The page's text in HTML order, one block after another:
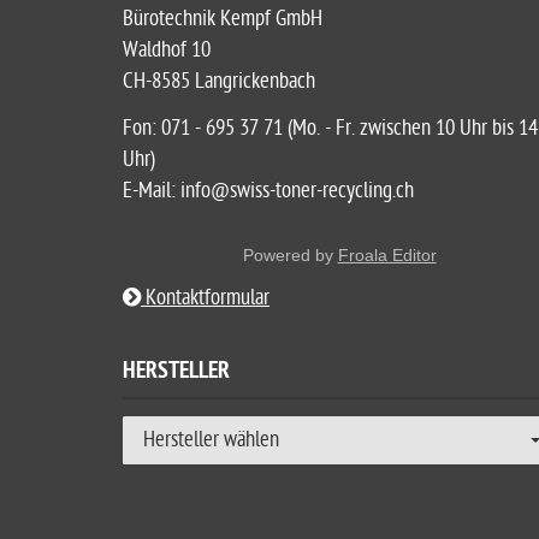
Bürotechnik Kempf GmbH
Waldhof 10
CH-8585 Langrickenbach
Fon: 071 - 695 37 71 (Mo. - Fr. zwischen 10 Uhr bis 14
Uhr)
E-Mail: info@swiss-toner-recycling.ch
Powered by Froala Editor
Kontaktformular
HERSTELLER
Hersteller wählen